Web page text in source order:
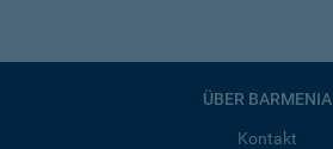
ÜBER BARMENIA
Kontakt